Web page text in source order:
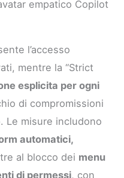
empatico Copilot
l’accesso
mentre la “Strict
esplicita per ogni
di compromissioni
Le misure includono
automatici,
al blocco dei menu
di permessi, con